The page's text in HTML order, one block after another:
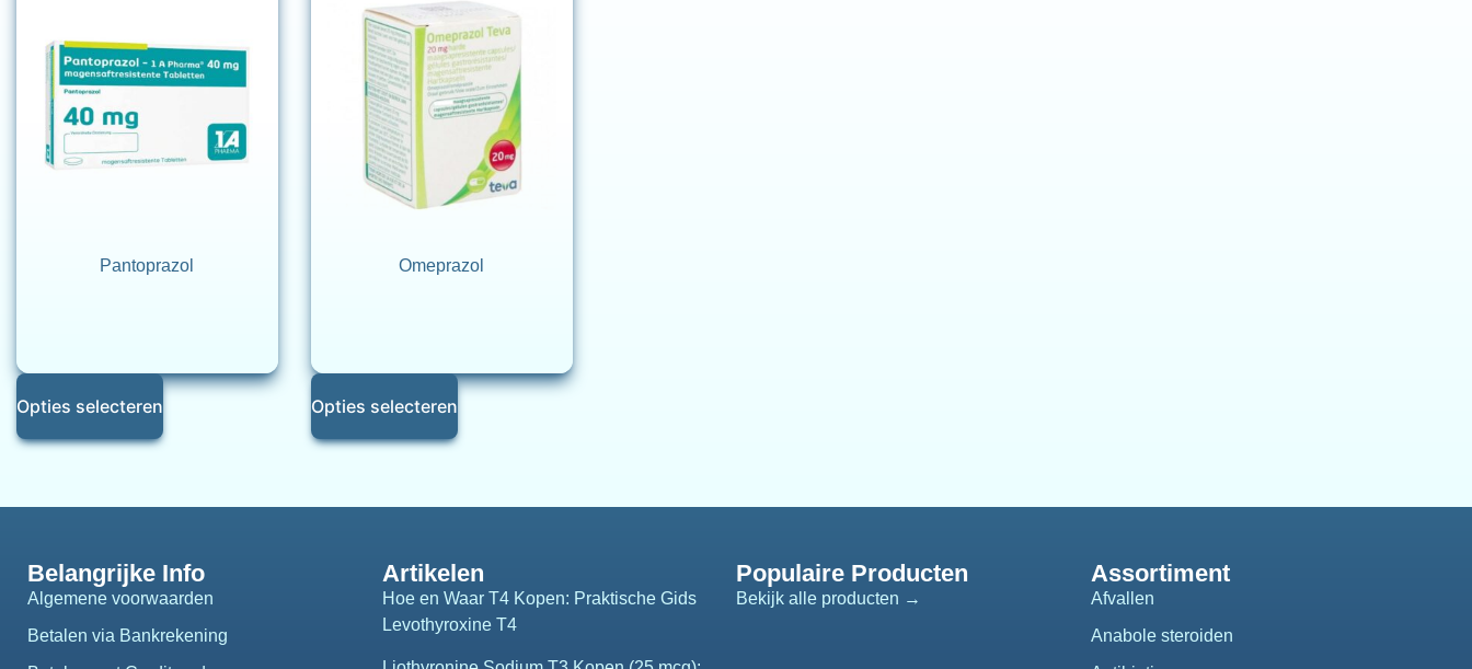
Pantoprazol
Opties selecteren
Omeprazol
Opties selecteren
Belangrijke Info
Algemene voorwaarden
Betalen via Bankrekening
Artikelen
Hoe en Waar T4 Kopen: Praktische Gids
Levothyroxine T4
Populaire Producten
Bekijk alle producten →
Assortiment
Afvallen
Anabole steroiden